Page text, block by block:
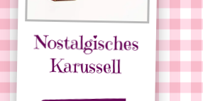
Nostalgisches
Karussell